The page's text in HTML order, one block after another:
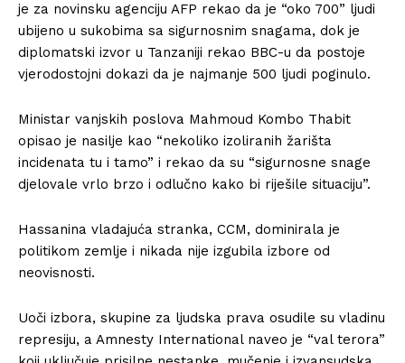
je za novinsku agenciju AFP rekao da je “oko 700” ljudi
ubijeno u sukobima sa sigurnosnim snagama, dok je
diplomatski izvor u Tanzaniji rekao BBC-u da postoje
vjerodostojni dokazi da je najmanje 500 ljudi poginulo.
Ministar vanjskih poslova Mahmoud Kombo Thabit
opisao je nasilje kao “nekoliko izoliranih žarišta
incidenata tu i tamo” i rekao da su “sigurnosne snage
djelovale vrlo brzo i odlučno kako bi riješile situaciju”.
Hassanina vladajuća stranka, CCM, dominirala je
politikom zemlje i nikada nije izgubila izbore od
neovisnosti.
Uoči izbora, skupine za ljudska prava osudile su vladinu
represiju, a Amnesty International naveo je “val terora”